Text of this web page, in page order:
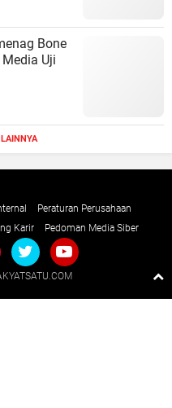
Bone
Uji
Peraturan Perusahaan
Karir Pedoman Media Siber
Raushan